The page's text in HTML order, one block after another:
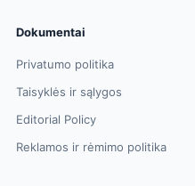
Dokumentai
Privatumo politika
Taisyklės ir sąlygos
Editorial Policy
Reklamos ir rėmimo politika